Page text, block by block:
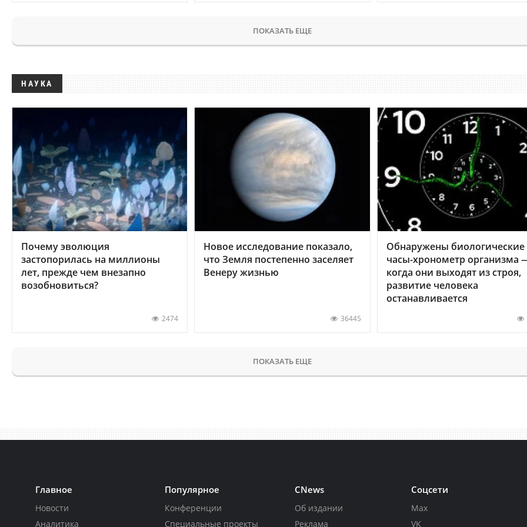
ПОКАЗАТЬ ЕЩЕ
НАУКА
Почему эволюция
застопорилась на миллионы
лет, прежде чем внезапно
возобновиться?
2474
Новое исследование показало,
что Земля постепенно заселяет
Венеру жизнью
36445
Обнаружены биологические
часы-хронометр организма
когда они выходят из строя,
развитие человека
останавливается
ПОКАЗАТЬ ЕЩЕ
Главное
Новости
Аналитика
Популярное
Конференции
Специальные проекты
CNews
Об издании
Реклама
Соцсети
Max
VK